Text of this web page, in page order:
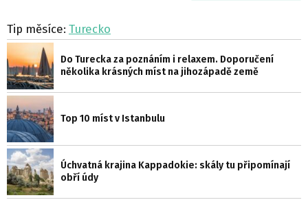
Tip měsíce: Turecko
Do Turecka za poznáním i relaxem. Doporučení
několika krásných míst na jihozápadě země
Top 10 míst v Istanbulu
Úchvatná krajina Kappadokie: skály tu připomínají
obří údy